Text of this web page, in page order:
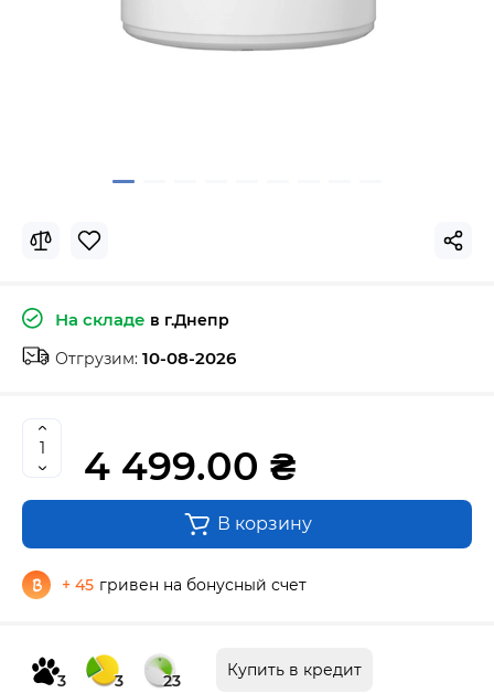
На складе в г.Днепр
Отгрузим: 10-08-2026
4 499.00 ₴
В корзину
+ 45 гривен на бонусный счет
3 3 23
Купить в кредит